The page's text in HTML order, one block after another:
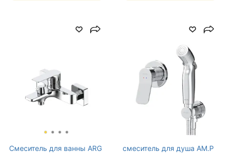
Смеситель для ванны ARG
смеситель для душа AM.P